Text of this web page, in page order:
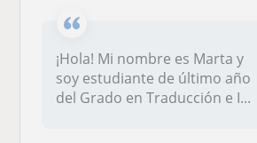
¡Hola! Mi nombre es Marta y
soy estudiante de último año
del Grado en Traducción e I...